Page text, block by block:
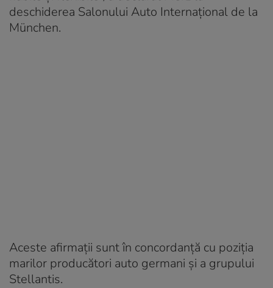
deschiderea Salonului Auto Internațional de la
München.
Aceste afirmații sunt în concordanță cu poziția
marilor producători auto germani și a grupului
Stellantis.